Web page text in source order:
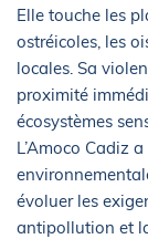
Elle touche les
ostréicoles, les
locales. Sa
proximité
écosystèmes
L’Amoco Cadiz
évoluer les
antipollution et